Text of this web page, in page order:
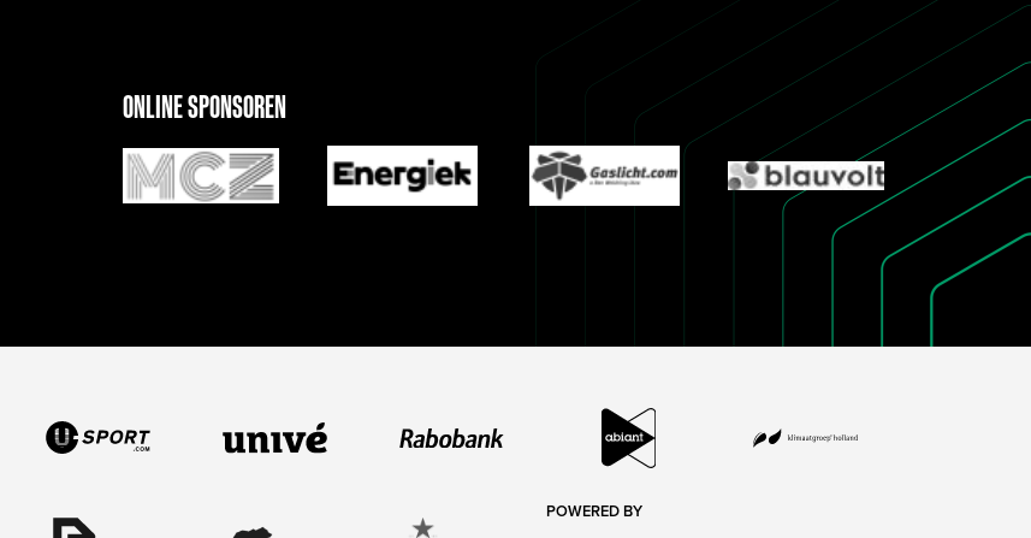
ONLINE SPONSOREN
POWERED BY